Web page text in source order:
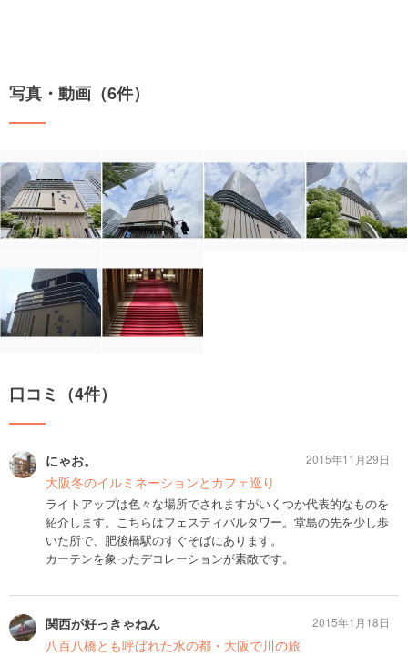
写真・動画（6件）
口コミ（4件）
にゃお。
大阪冬のイルミネーションとカフェ巡り
ライトアップは色々な場所でされますがいくつか代表的なものを
紹介します。こちらはフェスティバルタワー。堂島の先を少し歩
いた所で、肥後橋駅のすぐそばにあります。
カーテンを象ったデコレーションが素敵です。
2015年11月29日
関西が好っきゃねん
八百八橋とも呼ばれた水の都・大阪で川の旅
2015年1月18日